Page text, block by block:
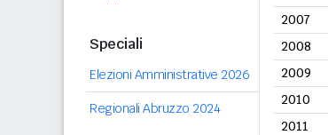
Speciali
Elezioni Amministrative 2026
Regionali Abruzzo 2024
2007
2008
2009
2010
2011